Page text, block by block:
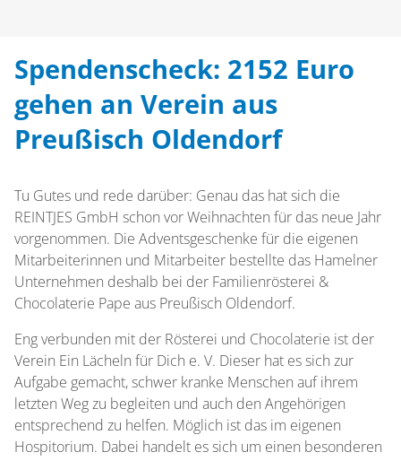
Spendenscheck: 2152 Euro
gehen an Verein aus
Preußisch Oldendorf
Tu Gutes und rede darüber: Genau das hat sich die
REINTJES GmbH schon vor Weihnachten für das neue Jahr
vorgenommen. Die Adventsgeschenke für die eigenen
Mitarbeiterinnen und Mitarbeiter bestellte das Hamelner
Unternehmen deshalb bei der Familienrösterei &
Chocolaterie Pape aus Preußisch Oldendorf.
Eng verbunden mit der Rösterei und Chocolaterie ist der
Verein Ein Lächeln für Dich e. V. Dieser hat es sich zur
Aufgabe gemacht, schwer kranke Menschen auf ihrem
letzten Weg zu begleiten und auch den Angehörigen
entsprechend zu helfen. Möglich ist das im eigenen
Hospitorium. Dabei handelt es sich um einen besonderen